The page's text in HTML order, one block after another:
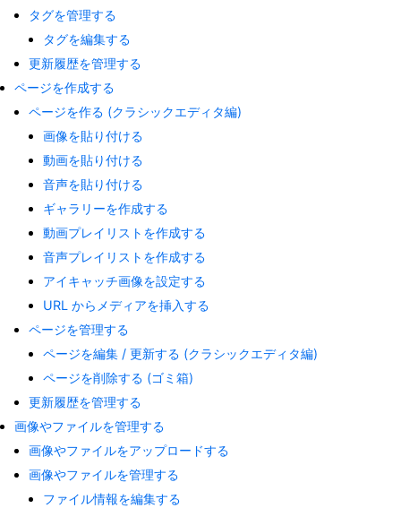
タグを管理する
タグを編集する
更新履歴を管理する
ページを作成する
ページを作る (クラシックエディタ編)
画像を貼り付ける
動画を貼り付ける
音声を貼り付ける
ギャラリーを作成する
動画プレイリストを作成する
音声プレイリストを作成する
アイキャッチ画像を設定する
URL からメディアを挿入する
ページを管理する
ページを編集 / 更新する (クラシックエディタ編)
ページを削除する (ゴミ箱)
更新履歴を管理する
画像やファイルを管理する
画像やファイルをアップロードする
画像やファイルを管理する
ファイル情報を編集する